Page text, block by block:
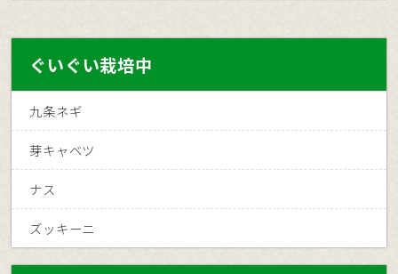
ぐいぐい栽培中
九条ネギ
芽キャベツ
ナス
ズッキーニ